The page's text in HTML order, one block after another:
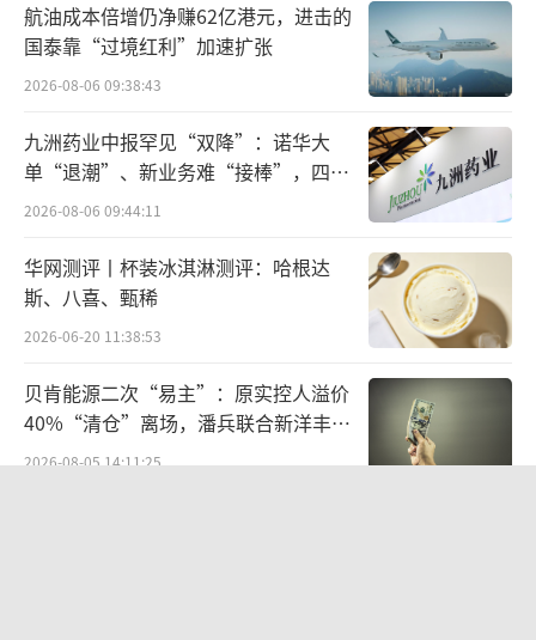
Blueglass在2020年4月、2021年7月先后
完成A轮、B轮融资，投资方包括愉悦资本、华
创资本、优山资本等，其中，B轮融资金额超2
亿人民币。
得到资本加持，Blueglass加大了在全国开
店的步伐，2020年8月，与lululemon的合作店
进入上海市场；2021年3月，合作店进入杭州市
场；2022年5月，进军华南市场，在深圳万象天
Blueglass一方面和lululemon深度合作，
树立高端、健康的品牌形象，另一方面又凭借
航油成本倍增仍净赚62亿港元，进击的
国泰靠“过境红利”加速扩张
2026-08-06 09:38:43
九洲药业中报罕见“双降”：诺华大
单“退潮”、新业务难“接棒”，四大
难关待闯
2026-08-06 09:44:11
华网测评丨杯装冰淇淋测评：哈根达
斯、八喜、甄稀
2026-06-20 11:38:53
贝肯能源二次“易主”：原实控人溢价
40%“清仓”离场，潘兵联合新洋丰、
宏科百世拟入主
2026-08-05 14:11:25